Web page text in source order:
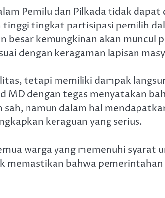
Pemilu dan Pilkada tidak dapat
tinggi tingkat partisipasi pemilih
besar kemungkinan akan muncul
dengan keragaman lapisan
tetapi memiliki dampak
dengan tegas menyatakan
namun dalam hal
keraguan yang serius.
warga yang memenuhi syarat
memastikan bahwa